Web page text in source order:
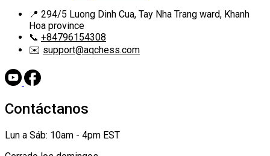
📍 294/5 Luong Dinh Cua, Tay Nha Trang ward, Khanh
Hoa province
📞 +84796154308
✉️ support@aqchess.com
Contáctanos
Lun a Sáb: 10am - 4pm EST